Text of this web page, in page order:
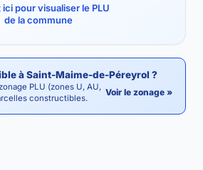
pour visualiser le PLU
de la commune
à Saint-Maime-de-Péreyrol ?
PLU (zones U, AU,
constructibles.
Voir le zonage »